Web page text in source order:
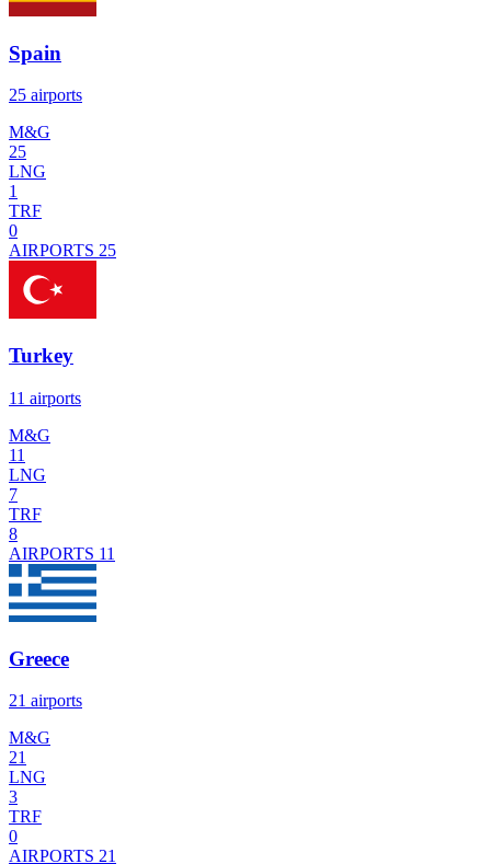
Spain
25 airports
M&G
25
LNG
1
TRF
0
AIRPORTS 25
Turkey
11 airports
M&G
11
LNG
7
TRF
8
AIRPORTS 11
Greece
21 airports
M&G
21
LNG
3
TRF
0
AIRPORTS 21